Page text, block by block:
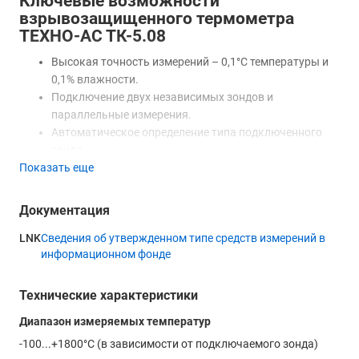
взрывозащищенного термометра
ТЕХНО-АС ТК-5.08
Высокая точность измерений – 0,1°С температуры и
0,1% влажности.
Подключение двух независимых зондов и
параллельные измерения.
Автоматическое определение типа подключенного
Измерение относительной влажности.
Память на 7500 измерений.
Индикация заряда батареи.
Функция автоматического выключения через
Несмотря на разнообразие функций и возможностей,
контактный взрывозащищенный термометр ТК-5.08 имеет
очень простое управление, благодаря которому работать с
Показать еще
Документация
LNKСведения об утвержденном типе средств измерений в
информационном фонде
Технические характеристики
Диапазон измеряемых температур
-100...+1800°С (в зависимости от подключаемого зонда)